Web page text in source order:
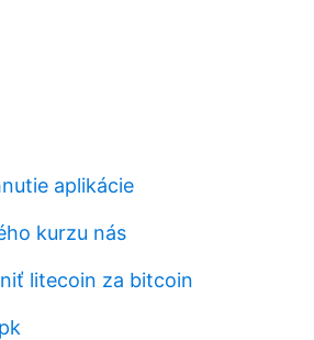
aplikácie
kurzu nás
litecoin za bitcoin